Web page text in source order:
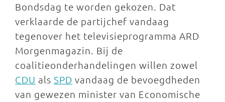
Bondsdag te worden gekozen. Dat
verklaarde de partijchef vandaag
tegenover het televisieprogramma ARD
Morgenmagazin. Bij de
coalitieonderhandelingen willen zowel
CDU als SPD vandaag de bevoegdheden
van gewezen minister van Economische